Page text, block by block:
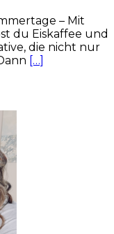
– Mit
du Eiskaffee und
die nicht nur
[…]